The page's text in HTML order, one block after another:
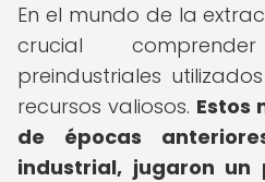
En el mundo de la
crucial
preindustriales
recursos valiosos. Estos
de épocas
industrial, jugaron un